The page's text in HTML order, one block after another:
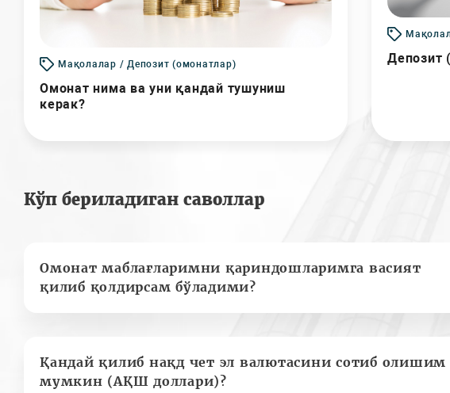
Мақолалар / Депозит (омонатлар)
Омонат нима ва уни қандай тушуниш
керак?
Депозит
Кўп бериладиган саволлар
Омонат маблағларимни қариндошларимга васият
қилиб қолдирсам бўладими?
Қандай қилиб нақд чет эл валютасини сотиб олишим
мумкин (АҚШ доллари)?